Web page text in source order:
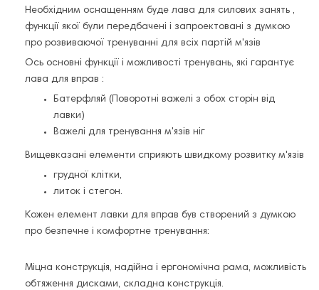
Необхідним оснащенням буде лава для силових занять ,
функції якої були передбачені і запроектовані з думкою
про розвиваючої тренуванні для всіх партій м'язів
Ось основні функції і можливості тренувань, які гарантує
лава для вправ :
Батерфляй (Поворотні важелі з обох сторін від
лавки)
Важелі для тренування м'язів ніг
Вищевказані елементи сприяють швидкому розвитку м'язів
грудної клітки,
литок і стегон.
Кожен елемент лавки для вправ був створений з думкою
про безпечне і комфортне тренування:
Міцна конструкція, надійна і ергономічна рама, можливість
обтяження дисками, складна конструкція.